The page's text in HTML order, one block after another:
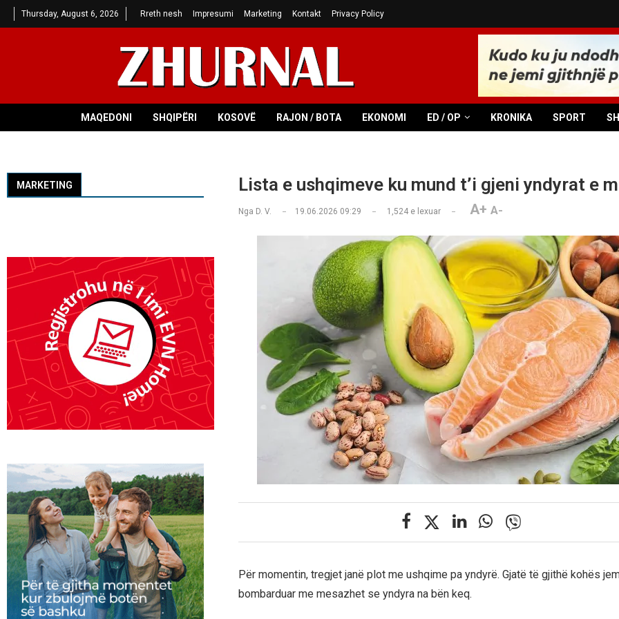
Thursday, August 6, 2026 Rreth nesh Impresumi Marketing Kontakt Privacy Policy
MAQEDONI SHQIPËRI KOSOVË RAJON / BOTA EKONOMI ED / OP KRONIKA SPORT
Lista e ushqimeve ku mund t’i gjeni yndyrat e
Nga D. V. 19.06.2026 09:29 1,524e lexuar A+ A-
Për momentin, tregjet janë plot me ushqime pa yndyrë. Gjatë të gjithë kohës
bombarduar me mesazhet se yndyra na bën keq.
MARKETING